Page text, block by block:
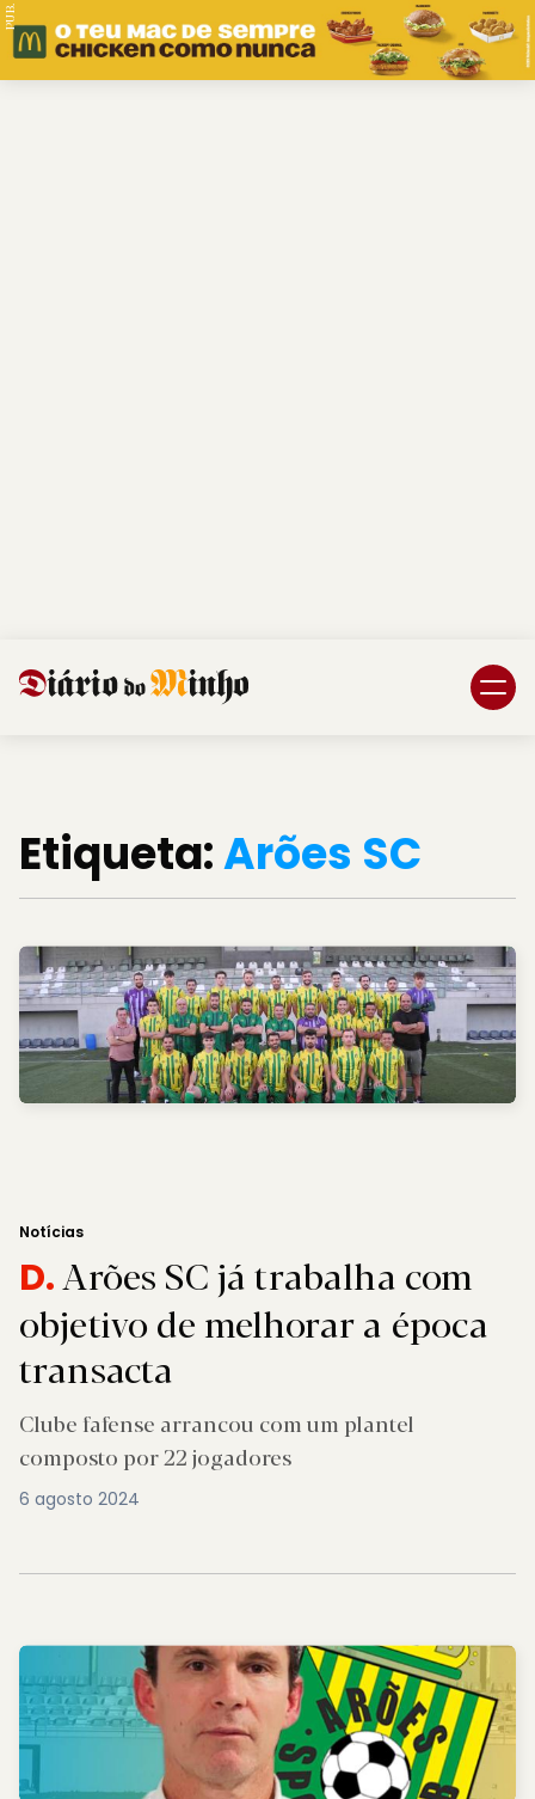
PUB.
Etiqueta:Arões SC
Notícias
D.Arões SC já trabalha com
objetivo de melhorar a época
transacta
Clube fafense arrancou com um plantel
composto por 22 jogadores
6 agosto 2024